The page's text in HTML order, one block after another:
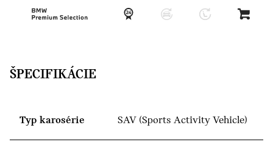
ŠPECIFIKÁCIE
Typ karosérie SAV (Sports Activity Vehicle)